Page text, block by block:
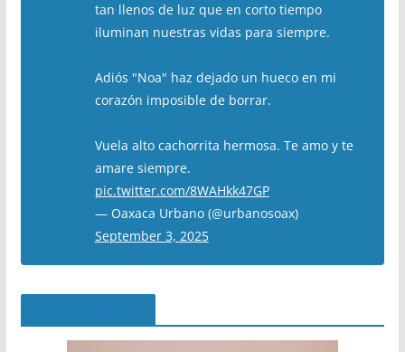
tan llenos de luz que en corto tiempo
iluminan nuestras vidas para siempre.
Adiós "Noa" haz dejado un hueco en mi
corazón imposible de borrar.
Vuela alto cachorrita hermosa. Te amo y te
amare siempre.
pic.twitter.com/8WAHkk47GP
— Oaxaca Urbano (@urbanosoax)
September 3, 2025